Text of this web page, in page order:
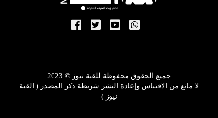
جميع الحقوق محفوظة للقبة نيوز © 2023
لا مانع من الاقتباس وإعادة النشر شريطة ذكر المصدر ( القبة
نيوز )